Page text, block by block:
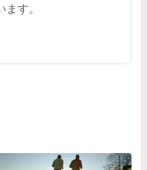
ます。